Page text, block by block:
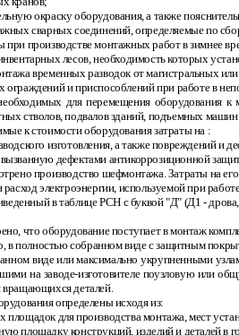
окраску оборудования, а также
сварных соединений, определяемые по
при производстве монтажных работ в зимнее
лесов, необходимость которых
временных разводок от магистральных
ограждений и приспособлений при работе в
для перемещения оборудования к
стволов, подвалов зданий, подъемных
к стоимости оборудования затраты на :
изготовления, а также повреждений
дефектами антикоррозиционной
производство шефмонтажа. Затраты на
электроэнергии, используемой при
в таблице РСН с буквой "Д" (Д1-
что оборудование поступает в монтаж
в полностью собранном виде с защитным
виде или максимально укрупненными
на заводе-изготовителе поузловую или
вращающихся деталей.
определены исходя из:
площадок для производства монтажа, мест
площадку конструкций, изделий и деталей в